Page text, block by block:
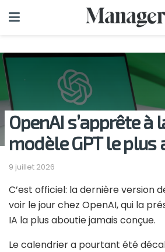
OpenAI s’apprête à
modèle GPT le plus
9 juillet 2026
C’est officiel: la dernière version
voir le jour chez OpenAI, qui la
IA la plus aboutie jamais conçue.
Le calendrier a pourtant été